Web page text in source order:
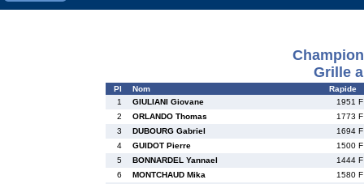
Grille
Pl Nom
Rapide
1
GIULIANI Giovane
1951 F
2
ORLANDO Thomas
1773 F
3
DUBOURG Gabriel
1694 F
4
GUIDOT Pierre
1500 F
5
BONNARDEL Yannael
1444 F
6
MONTCHAUD Mika
1580 F